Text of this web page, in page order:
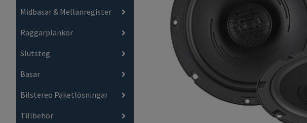
Midbasar & Mellanregister
Raggarplankor
Slutsteg
Basar
Bilstereo Paketlösningar
Tillbehör